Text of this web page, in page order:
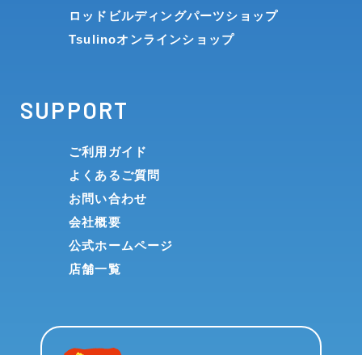
ロッドビルディングパーツショップ
Tsulinoオンラインショップ
SUPPORT
ご利用ガイド
よくあるご質問
お問い合わせ
会社概要
公式ホームページ
店舗一覧